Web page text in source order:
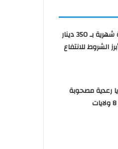
برنامج يوفر منحة شهرية بـ 350 دينار
الشروط للانتفاع
رعدية مصحوبة